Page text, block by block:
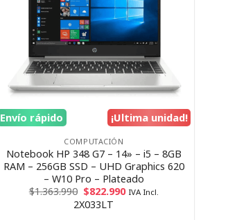
¡Ultima unidad!
Envío rápido
COMPUTACIÓN
Notebook HP 348 G7 – 14» – i5 – 8GB
RAM – 256GB SSD – UHD Graphics 620
– W10 Pro – Plateado
$1.363.990 $822.990 IVA Incl.
2X033LT